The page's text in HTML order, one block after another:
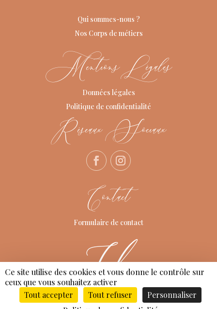
Qui sommes-nous ?
Nos Corps de métiers
Mentions Légales
Données légales
Politique de confidentialité
Réseaux Sociaux
Contact
Formulaire de contact
Ce site utilise des cookies et vous donne le contrôle sur
ceux que vous souhaitez activer
Tout accepter
Tout refuser
Personnaliser